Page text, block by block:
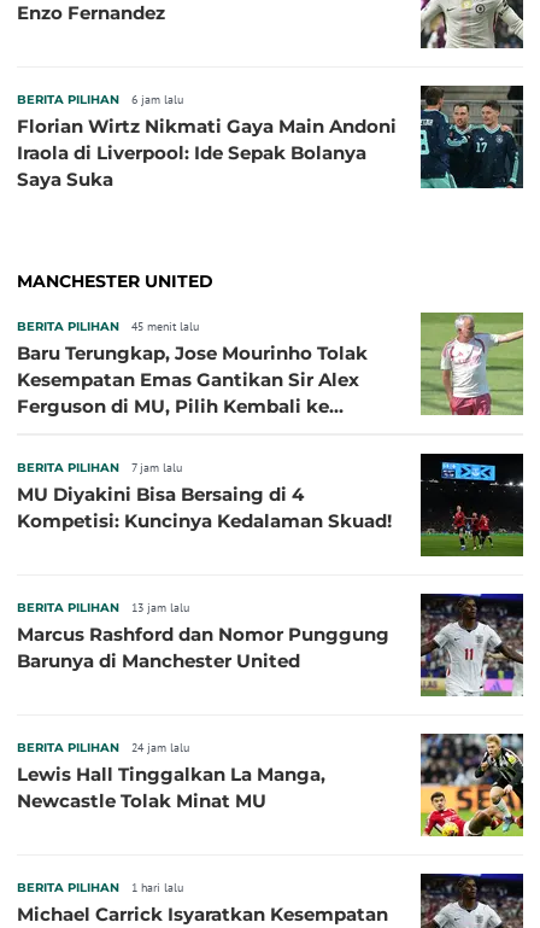
Enzo Fernandez
BERITA PILIHAN 6 jam lalu
Florian Wirtz Nikmati Gaya Main Andoni
Iraola di Liverpool: Ide Sepak Bolanya
Saya Suka
MANCHESTER UNITED
BERITA PILIHAN 45 menit lalu
Baru Terungkap, Jose Mourinho Tolak
Kesempatan Emas Gantikan Sir Alex
Ferguson di MU, Pilih Kembali ke
BERITA PILIHAN 7 jam lalu
MU Diyakini Bisa Bersaing di 4
Kompetisi: Kuncinya Kedalaman Skuad!
BERITA PILIHAN 13 jam lalu
Marcus Rashford dan Nomor Punggung
Barunya di Manchester United
BERITA PILIHAN 24 jam lalu
Lewis Hall Tinggalkan La Manga,
Newcastle Tolak Minat MU
BERITA PILIHAN 1 hari lalu
Michael Carrick Isyaratkan Kesempatan